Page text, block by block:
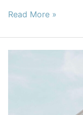
Read More »